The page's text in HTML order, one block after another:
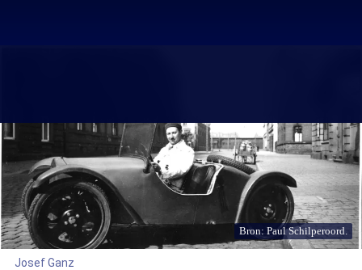
Bron: Paul Schilperoord.
Josef Ganz